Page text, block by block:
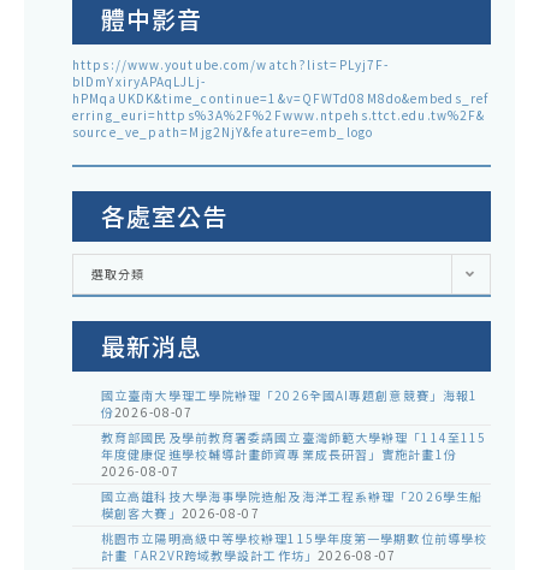
體中影音
https://www.youtube.com/watch?list=PLyj7F-
blDmYxiryAPAqLJLj-
hPMqaUKDK&time_continue=1&v=QFWTd08M8do&embeds_ref
erring_euri=https%3A%2F%2Fwww.ntpehs.ttct.edu.tw%2F&
source_ve_path=Mjg2NjY&feature=emb_logo
各處室公告
各
室
選取分類
最新消息
國立臺南大學理工學院辦理「2026全國AI專題創意競賽」海報1
份2026-08-07
教育部國民及學前教育署委請國立臺灣師範大學辦理「114至115
年度健康促進學校輔導計畫師資專業成長研習」實施計畫1份
2026-08-07
國立高雄科技大學海事學院造船及海洋工程系辦理「2026學生船
模創客大賽」 2026-08-07
桃園市立陽明高級中等學校辦理115學年度第一學期數位前導學校
計畫「AR2VR跨域教學設計工作坊」 2026-08-07